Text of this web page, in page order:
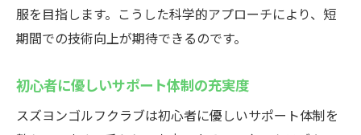
服を目指します。こうした科学的アプローチにより、短
期間での技術向上が期待できるのです。
初心者に優しいサポート体制の充実度
スズヨンゴルフクラブは初心者に優しいサポート体制を